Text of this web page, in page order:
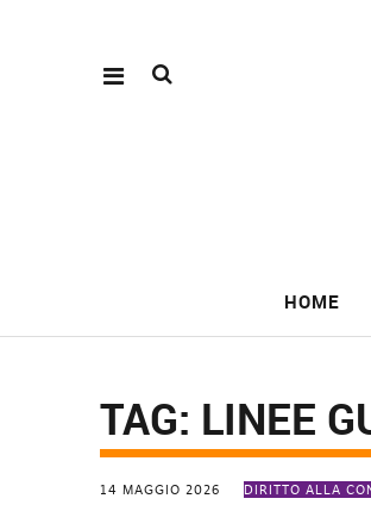
HOME
TAG: LINEE
14 MAGGIO 2026 DIRITTO ALLA